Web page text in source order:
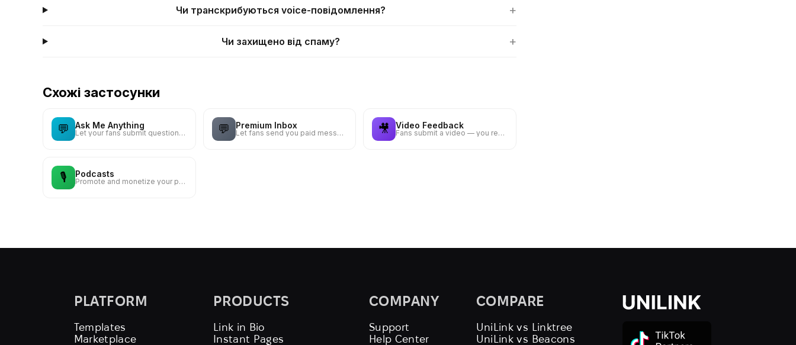
Чи транскрибуються voice-повідомлення? +
Чи захищено від спаму? +
Схожі застосунки
💬 Ask Me Anything
Let your fans submit questions — answer publicly or privately 💬 Premium Inbox
Let fans send you paid messages — set your price and reply from your inbox 🎥 Video Feedback
Fans submit a video — you react and give feedback
🎙️ Podcasts
Promote and monetize your podcast episodes
PLATFORM
Templates
Marketplace
PRODUCTS
Link in Bio
Instant Pages
COMPANY
Support
Help Center
COMPARE
UniLink vs Linktree
UniLink vs Beacons